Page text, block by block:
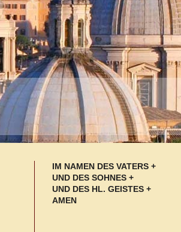
IM NAMEN DES VATERS +
UND DES SOHNES +
UND DES HL. GEISTES +
AMEN